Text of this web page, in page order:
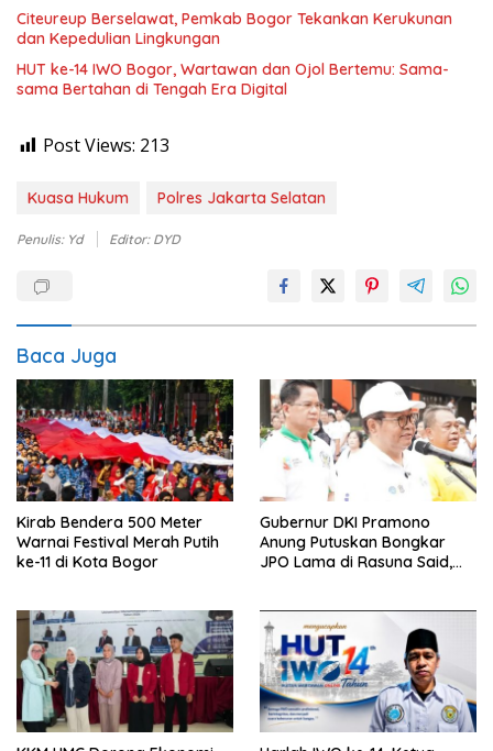
Citeureup Berselawat, Pemkab Bogor Tekankan Kerukunan
dan Kepedulian Lingkungan
HUT ke-14 IWO Bogor, Wartawan dan Ojol Bertemu: Sama-
sama Bertahan di Tengah Era Digital
Post Views: 213
Kuasa Hukum Polres Jakarta Selatan
Penulis: Yd Editor: DYD
Baca Juga
Kirab Bendera 500 Meter
Warnai Festival Merah Putih
ke-11 di Kota Bogor
Gubernur DKI Pramono
Anung Putuskan Bongkar
JPO Lama di Rasuna Said,